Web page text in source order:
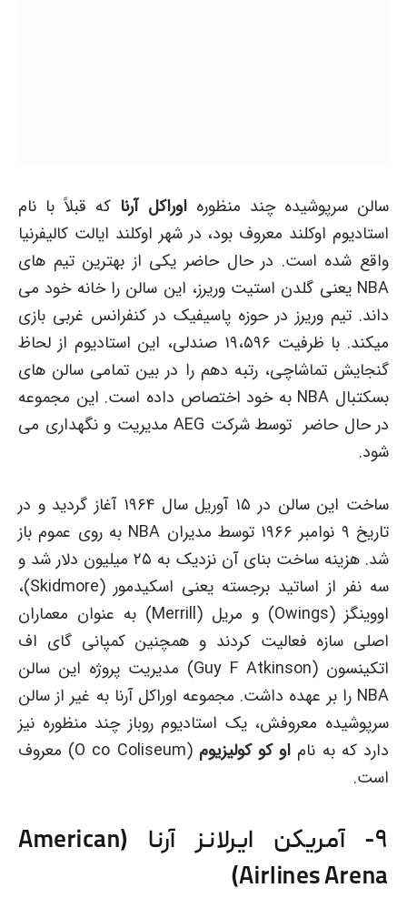
سالن سرپوشیده چند منظورهاوراکل آرنا که قبلاً با نام
استادیوم اوکلند معروف بود، در شهر اوکلند ایالت کالیفرنیا
واقع شده است. در حال حاضر یکی از بهترین تیم های
NBA یعنی گلدن استیت وریرز، این سالن را خانه خود می
داند. تیم وریرز در حوزه پاسیفیک در کنفرانس غربی بازی
میکند. با ظرفیت ۱۹،۵۹۶ صندلی، این استادیوم از لحاظ
گنجایش تماشاچی، رتبه دهم را در بین تمامی سالن های
بسکتبال NBA به خود اختصاص داده است. این مجموعه
در حال حاضر توسط شرکت AEG مدیریت و نگهداری می
شود.
ساخت این سالن در ۱۵ آوریل سال ۱۹۶۴ آغاز گردید و در
تاریخ ۹ نوامبر ۱۹۶۶ توسط مدیران NBA به روی عموم باز
شد. هزینه ساخت بنای آن نزدیک به ۲۵ میلیون دلار شد و
سه نفر از اساتید برجسته یعنی اسکیدمور (Skidmore)،
اووینگز (Owings) و مریل (Merrill) به عنوان معماران
اصلی سازه فعالیت کردند و همچنین کمپانی گای اف
اتکینسون (Guy F Atkinson) مدیریت پروژه این سالن
NBA را بر عهده داشت. مجموعه اوراکل آرنا به غیر از سالن
سرپوشیده معروفش، یک استادیوم روباز چند منظوره نیز
دارد که به نام او کو کولیزیوم
(O co Coliseum) معروف
است.
۹- آمریکن ایرلانز آرنا (American
Airlines Arena)